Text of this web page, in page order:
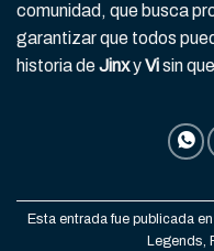
comunidad, que busca
garantizar que todos
historia deJinxyVisin
Esta entrada fue publicada en
Legends,